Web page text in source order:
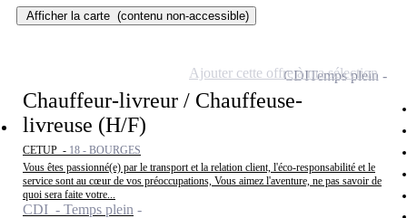
Afficher la carte (contenu non-accessible)
Chauffeur-livreur / Chauffeuse-
livreuse (H/F)
CETUP - 18 - BOURGES
Vous êtes passionné(e) par le transport et la relation client, l'éco-responsabilité et le
service sont au cœur de vos préoccupations, Vous aimez l'aventure, ne pas savoir de
quoi sera faite votre...
CDI - Temps plein
CDITemps plein
Ajouter cette offre à ma sélection